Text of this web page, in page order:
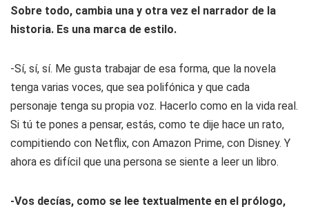
Sobre todo, cambia una y otra vez el narrador de la
historia. Es una marca de estilo.
-Sí, sí, sí. Me gusta trabajar de esa forma, que la novela
tenga varias voces, que sea polifónica y que cada
personaje tenga su propia voz. Hacerlo como en la vida real.
Si tú te pones a pensar, estás, como te dije hace un rato,
compitiendo con Netflix, con Amazon Prime, con Disney. Y
ahora es difícil que una persona se siente a leer un libro.
-Vos decías, como se lee textualmente en el prólogo,